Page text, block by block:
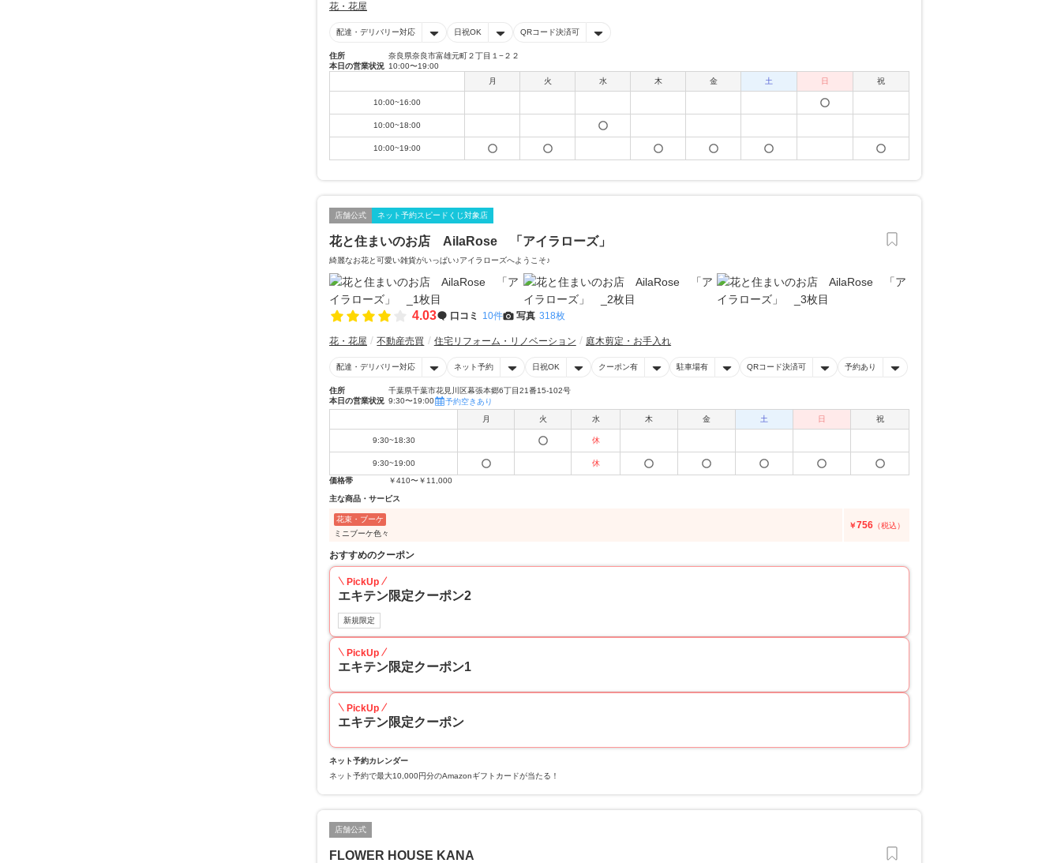
花・花屋
配達・デリバリー対応 日祝OK QRコード決済可
住所
奈良県奈良市富雄元町２丁目１−２２
本日の営業状況 10:00〜19:00
月
火 水 木 金 土 日 祝
10:00~16:00
10:00~18:00
10:00~19:00
店舗公式 ネット予約スピードくじ対象店
花と住まいのお店 AilaRose 「アイラローズ」
綺麗なお花と可愛い雑貨がいっぱい♪アイラローズへようこそ♪
4.03 口コミ 10件 写真 318枚
花・花屋 不動産売買 住宅リフォーム・リノベーション 庭木剪定・お手入れ
配達・デリバリー対応 ネット予約 日祝OK クーポン有 駐車場有 QRコード決済可 予約あり
住所
千葉県千葉市花見川区幕張本郷6丁目21番15-102号
本日の営業状況 9:30〜19:00 予約空きあり
月 火 水 木 金 土 日 祝
9:30~18:30 休
9:30~19:00
休
価格帯
￥410〜￥11,000
主な商品・サービス
花束・ブーケ
ミニブーケ色々
￥756 （税込）
おすすめのクーポン
PickUp
エキテン限定クーポン2
新規限定
PickUp
エキテン限定クーポン1
PickUp
エキテン限定クーポン
ネット予約カレンダー
ネット予約で最大10,000円分のAmazonギフトカードが当たる！
店舗公式
FLOWER HOUSE KANA